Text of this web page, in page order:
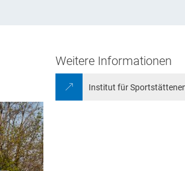
Kalender
Parlamentarischer Abend
Mitgliederversammlung
Weitere Informationen
Institut für